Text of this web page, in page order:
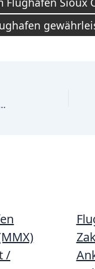
Ankunft / Ankünfte
/